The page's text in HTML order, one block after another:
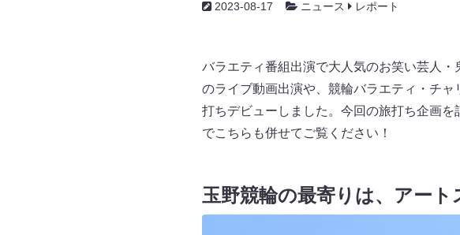
2023-08-17 ニュース レポート
バラエティ番組出演で大人気のお笑い芸人
のライブ動画出演や、競輪バラエティ・チ
打ちデビューしました。今回の旅打ち企画
でこちらも併せてご覧ください！
玉野競輪の最寄りは、アート